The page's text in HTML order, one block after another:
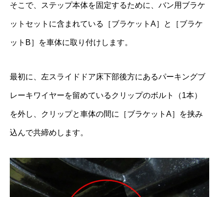
そこで、ステップ本体を固定するために、バン用ブラケ
ットセットに含まれている［ブラケットA］と［ブラケ
ットB］を車体に取り付けします。
最初に、左スライドドア床下部後方にあるパーキングブ
レーキワイヤーを留めているクリップのボルト（1本）
を外し、クリップと車体の間に［ブラケットA］を挟み
込んで共締めします。